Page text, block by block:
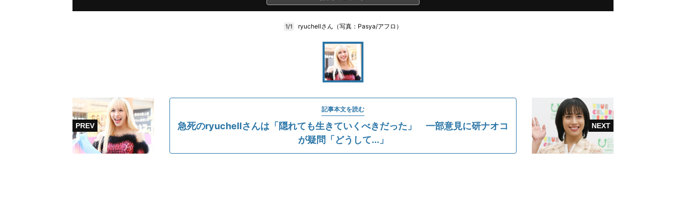
1/1 ryuchellさん（写真：Pasya/アフロ）
記事本文を読む
急死のryuchellさんは「隠れても生きていくべきだった」 一部意見に研ナオコ
が疑問「どうして...」